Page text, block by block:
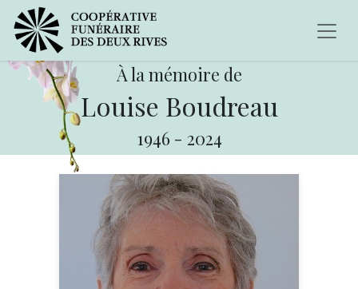
À la mémoire de
Louise Boudreau
1946 - 2024